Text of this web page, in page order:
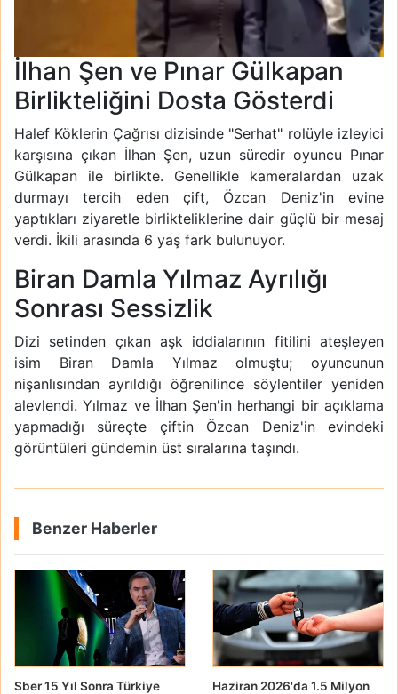
İlhan Şen ve Pınar Gülkapan
Birlikteliğini Dosta Gösterdi
Halef Köklerin Çağrısı dizisinde "Serhat" rolüyle izleyici
karşısına çıkan İlhan Şen, uzun süredir oyuncu Pınar
Gülkapan ile birlikte. Genellikle kameralardan uzak
durmayı tercih eden çift, Özcan Deniz'in evine
yaptıkları ziyaretle birlikteliklerine dair güçlü bir mesaj
verdi. İkili arasında 6 yaş fark bulunuyor.
Biran Damla Yılmaz Ayrılığı
Sonrası Sessizlik
Dizi setinden çıkan aşk iddialarının fitilini ateşleyen
isim Biran Damla Yılmaz olmuştu; oyuncunun
nişanlısından ayrıldığı öğrenilince söylentiler yeniden
alevlendi. Yılmaz ve İlhan Şen'in herhangi bir açıklama
yapmadığı süreçte çiftin Özcan Deniz'in evindeki
görüntüleri gündemin üst sıralarına taşındı.
Benzer Haberler
Sber 15 Yıl Sonra Türkiye
Haziran 2026'da 1.5 Milyon